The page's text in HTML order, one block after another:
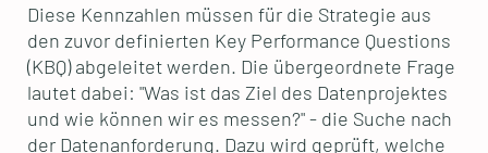
Diese Kennzahlen müssen für die Strategie aus
den zuvor definierten Key Performance Questions
(KBQ) abgeleitet werden. Die übergeordnete Frage
lautet dabei: "Was ist das Ziel des Datenprojektes
und wie können wir es messen?" - die Suche nach
der Datenanforderung. Dazu wird geprüft, welche